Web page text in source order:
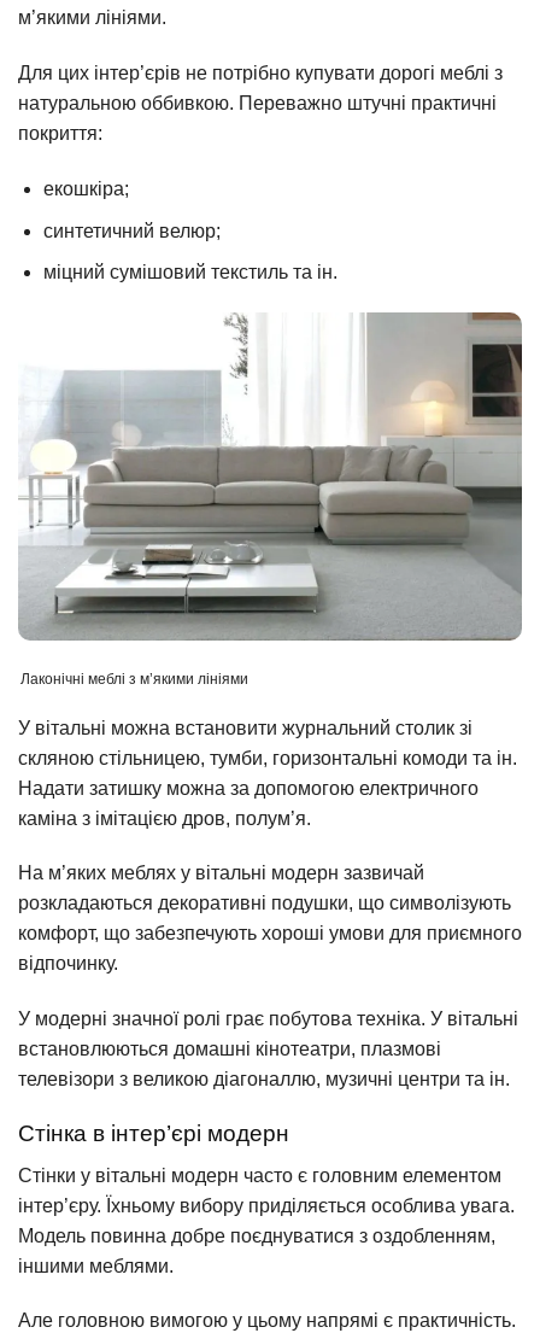
м’якими лініями.
Для цих інтер’єрів не потрібно купувати дорогі меблі з
натуральною оббивкою. Переважно штучні практичні
покриття:
екошкіра;
синтетичний велюр;
міцний сумішовий текстиль та ін.
Лаконічні меблі з м’якими лініями
У вітальні можна встановити журнальний столик зі
скляною стільницею, тумби, горизонтальні комоди та ін.
Надати затишку можна за допомогою електричного
каміна з імітацією дров, полум’я.
На м’яких меблях у вітальні модерн зазвичай
розкладаються декоративні подушки, що символізують
комфорт, що забезпечують хороші умови для приємного
відпочинку.
У модерні значної ролі грає побутова техніка. У вітальні
встановлюються домашні кінотеатри, плазмові
телевізори з великою діагоналлю, музичні центри та ін.
Стінка в інтер’єрі модерн
Стінки у вітальні модерн часто є головним елементом
інтер’єру. Їхньому вибору приділяється особлива увага.
Модель повинна добре поєднуватися з оздобленням,
іншими меблями.
Але головною вимогою у цьому напрямі є практичність.